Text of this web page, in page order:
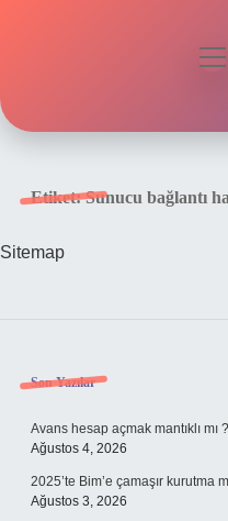
Etiket:Sunucu bağlantı
Sitemap
Sidebar
Son Yazılar
Avans hesap açmak mantıklı mı ?
Ağustos 4, 2026
2025’te Bim’e çamaşır kurutma
Ağustos 3, 2026